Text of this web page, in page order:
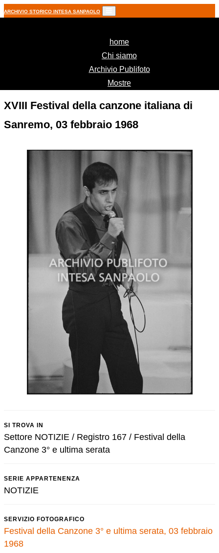
ARCHIVIO STORICO INTESA SANPAOLO
home(current)
Chi siamo
Archivio Publifoto
Mostre
XVIII Festival della canzone italiana di
Sanremo, 03 febbraio 1968
SI TROVA IN
Settore NOTIZIE / Registro 167 / Festival della
Canzone 3° e ultima serata
SERIE APPARTENENZA
NOTIZIE
SERVIZIO FOTOGRAFICO
Festival della Canzone 3° e ultima serata, 03 febbraio
1968